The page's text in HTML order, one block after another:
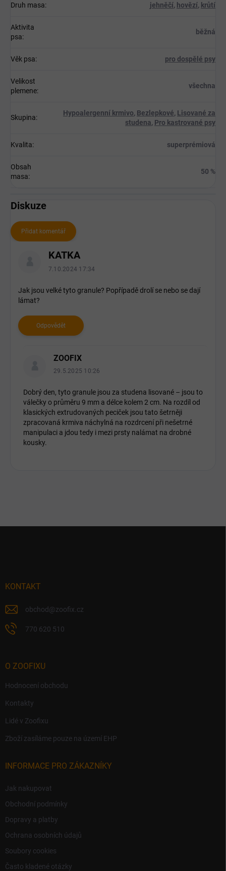
Druh masa: jehněčí, hovězí, krůtí
Aktivita
psa:
běžná
Věk psa: pro dospělé psy
Velikost
plemene:
všechna
Skupina:
Hypoalergenní krmivo, Bezlepkové, Lisované za
studena, Pro kastrované psy
Kvalita: superprémiová
Obsah
masa:
50 %
Diskuze
Přidat komentář
KATKA
7.10.2024 17:34
Jak jsou velké tyto granule? Popřípadě drolí se nebo se dají
lámat?
Odpovědět
ZOOFIX
29.5.2025 10:26
Dobrý den, tyto granule jsou za studena lisované – jsou to
válečky o průměru 9 mm a délce kolem 2 cm. Na rozdíl od
klasických extrudovaných peciček jsou tato šetrněji
zpracovaná krmiva náchylná na rozdrcení při nešetrné
manipulaci a jdou tedy i mezi prsty nalámat na drobné
kousky.
KONTAKT
obchod @zoofix.cz
770 620 510
O ZOOFIXU
Hodnocení obchodu
Kontakty
Lidé v Zoofixu
Zboží zasíláme pouze na území EHP
INFORMACE PRO ZÁKAZNÍKY
Jak nakupovat
Obchodní podmínky
Dopravy a platby
Ochrana osobních údajů
Soubory cookies
Často kladené otázky